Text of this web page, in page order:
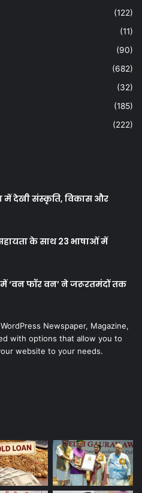
(122)
(11)
(90)
(682)
(32)
(185)
(222)
में देखी संस्कृति, विकास और
के साथ 23 भाषाओं में
‘वन फॉर वन’ ने जरूरतमंदों तक
Newspaper, Magazine,
with options that allow you to
website to your needs.